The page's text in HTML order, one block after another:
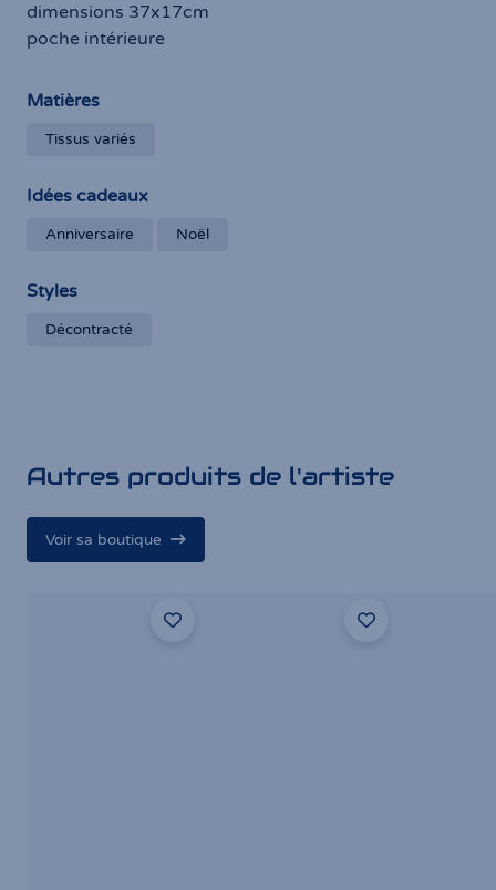
dimensions 37x17cm
poche intérieure
Matières
Tissus variés
Idées cadeaux
Anniversaire Noël
Styles
Décontracté
Autres produits de l'artiste
Voir sa boutique